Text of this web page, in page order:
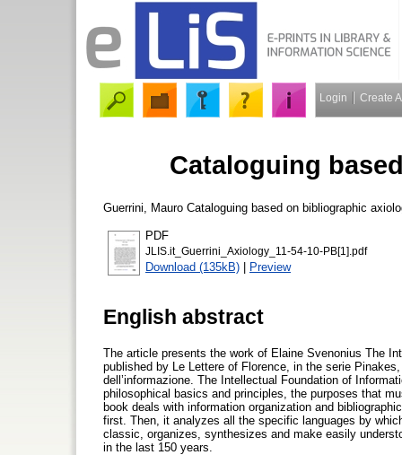
Login Create
Cataloguing
Guerrini, Mauro Cataloguing based on bibliographic
PDF
JLIS.it_Guerrini_Axiology_11-54-10-PB[1].pdf
Download (135kB) | Preview
English abstract
The article presents the work of Elaine Svenonius The
published by Le Lettere of Florence, in the serie
dell’informazione. The Intellectual Foundation of
philosophical basics and principles, the purposes that
book deals with information organization and
first. Then, it analyzes all the specific languages by
classic, organizes, synthesizes and make easily
in the last 150 years.